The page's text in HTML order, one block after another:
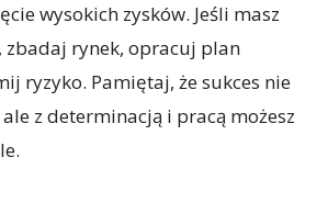
wysokich zysków. Jeśli masz
zbadaj rynek, opracuj plan
ryzyko. Pamiętaj, że sukces nie
z determinacją i pracą możesz